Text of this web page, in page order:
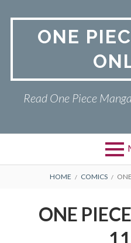
ONE
Read One Piece
Primary
ONE PIECEHOME COMICS
ONE